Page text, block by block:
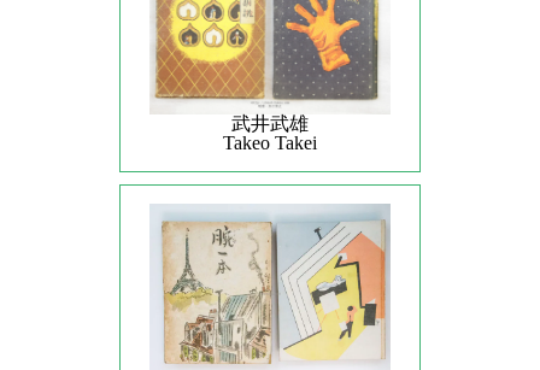
武井武雄
Takeo Takei